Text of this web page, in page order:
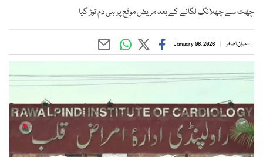
چھت سے چھلانگ لگانے کے بعد مریض موقع پر ہی دم توڑ گیا
عمران اصغر January 08, 2026